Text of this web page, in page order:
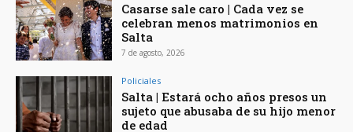
Casarse sale caro | Cada vez se
celebran menos matrimonios en
Salta
7 de agosto, 2026
Policiales
Salta | Estará ocho años presos un
sujeto que abusaba de su hijo menor
de edad